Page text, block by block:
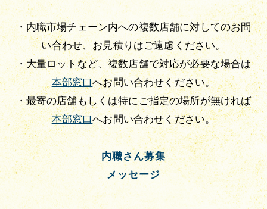
・内職市場チェーン内への複数店舗に対してのお問
い合わせ、お見積りはご遠慮ください。
・大量ロットなど、複数店舗で対応が必要な場合は
本部窓口へお問い合わせください。
・最寄の店舗もしくは特にご指定の場所が無ければ
本部窓口へお問い合わせください。
内職さん募集
メッセージ